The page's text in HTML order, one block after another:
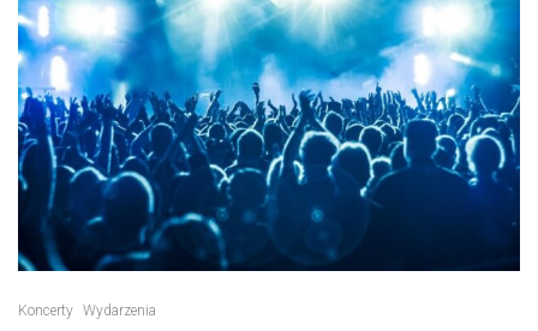
Koncerty Wydarzenia